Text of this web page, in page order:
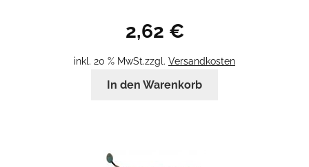
2,62 €
inkl. 20 % MwSt.zzgl. Versandkosten
In den Warenkorb